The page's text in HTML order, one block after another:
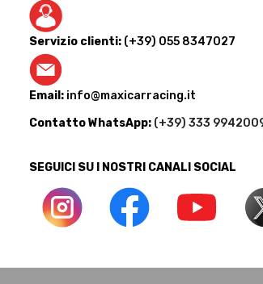
Servizio clienti: (+39) 055 8347027
Email: info@maxicarracing.it
Contatto WhatsApp: (+39) 333
SEGUICI SU I NOSTRI CANALI SOCIAL